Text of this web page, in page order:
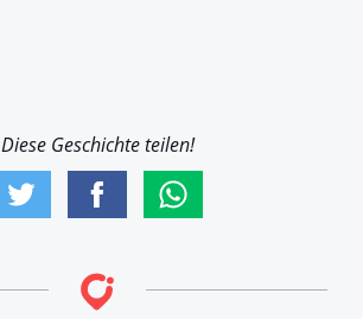
Diese Geschichte teilen!